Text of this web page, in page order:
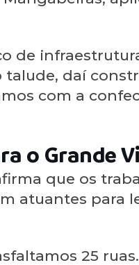
de
daí
com a
o Grande
que os
atuantes para
25